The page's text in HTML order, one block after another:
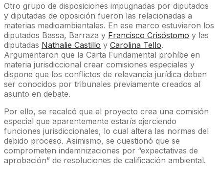
Otro grupo de disposiciones impugnadas por diputados
y diputadas de oposición fueron las relacionadas a
materias medioambientales. En ese marco estuvieron los
diputados Bassa, Barraza y Francisco Crisóstomo y las
diputadas Nathalie Castillo y Carolina Tello.
Argumentaron que la Carta Fundamental prohíbe en
materia jurisdiccional crear comisiones especiales y
dispone que los conflictos de relevancia jurídica deben
ser conocidos por tribunales previamente creados al
asunto en debate.
Por ello, se recalcó que el proyecto crea una comisión
especial que aparentemente estaría ejerciendo
funciones jurisdiccionales, lo cual altera las normas del
debido proceso. Asimismo, se cuestionó que se
comprometen indemnizaciones por “expectativas de
aprobación” de resoluciones de calificación ambiental.